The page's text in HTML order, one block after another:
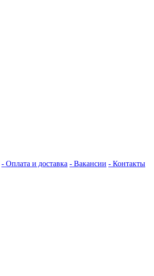
- Оплата и доставка - Вакансии - Контакты